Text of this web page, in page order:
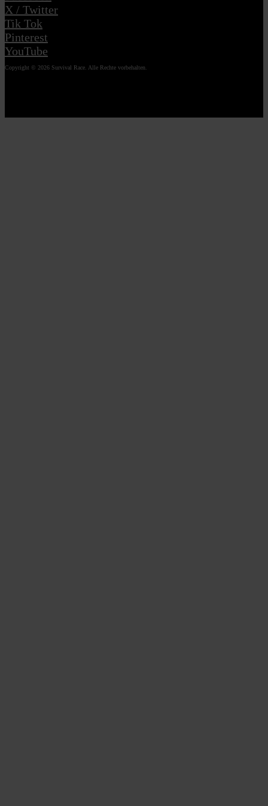
X / Twitter
Tik Tok
Pinterest
YouTube
Copyright © 2026 Survival Race. Alle Rechte vorbehalten.